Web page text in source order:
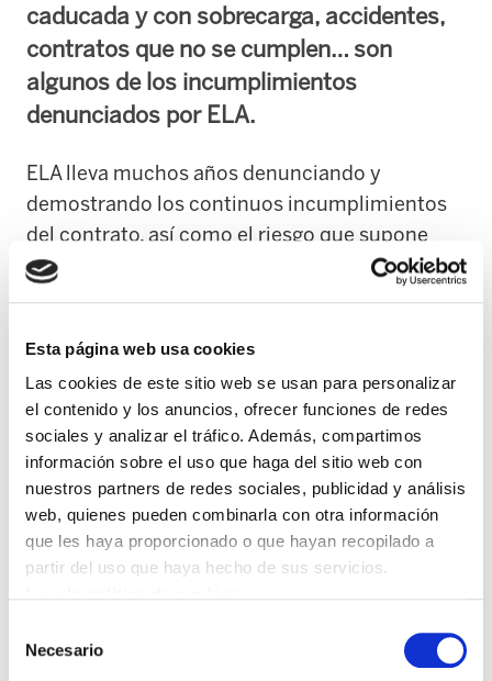
Esta página web usa cookies
Las cookies de este sitio web se usan para personalizar
el contenido y los anuncios, ofrecer funciones de redes
sociales y analizar el tráfico. Además, compartimos
información sobre el uso que haga del sitio web con
nuestros partners de redes sociales, publicidad y análisis
web, quienes pueden combinarla con otra información
que les haya proporcionado o que hayan recopilado a
partir del uso que haya hecho de sus servicios.
Necesario
caducada y con sobrecarga, accidentes,
contratos que no se cumplen… son
algunos de los incumplimientos
denunciados por ELA.
ELA lleva muchos años denunciando y
demostrando los continuos incumplimientos
del contrato, así como el riesgo que supone
esta práctica fraudulenta en la seguridad de
todos los operarios que prestan servicio
usuarios y usuarias. Denuncias que ha
presentado ante Inspección de Trabajo.
Por ejemplo, ELA ha denunciado que se ha
convertido en algo habitual trabajar con
camiones quitanieves obsoletos y en malas
condiciones, incluso con la ITV caducada o
desfavorable. Además, pese a que los pliegos
quitanieve no superen una antigüedad de ocho
años, la mayoría superan e incluso duplican los